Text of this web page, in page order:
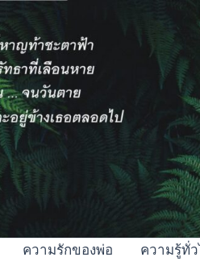
ความรักของพ่อ
ความรู้ทั่ว